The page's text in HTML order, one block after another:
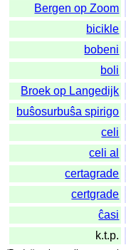
Bergen op Zoom
bicikle
bobeni
boli
Broek op Langedijk
buŝosurbuŝa spirigo
celi
celi al
certagrade
certgrade
ĉasi
k.t.p.